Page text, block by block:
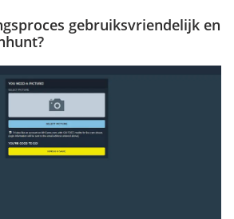
gebruiksvriendelijk en